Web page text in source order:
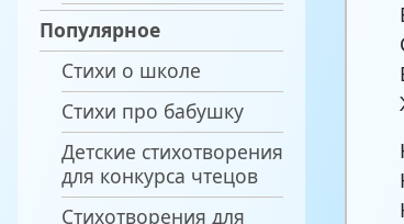
Популярное
Стихи о школе
Стихи про бабушку
Детские стихотворения
для конкурса чтецов
Стихотворения для